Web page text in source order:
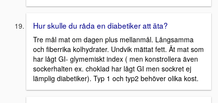
Hur skulle du råda en diabetiker att äta?
Tre mål mat om dagen plus mellanmål. Långsamma
och fiberrika kolhydrater. Undvik mättat fett. Ät mat som
har lågt GI- glymemiskt index ( men konstrollera även
sockerhalten ex. choklad har lågt GI men sockret ej
lämplig diabetiker). Typ 1 och typ2 behöver olika kost.